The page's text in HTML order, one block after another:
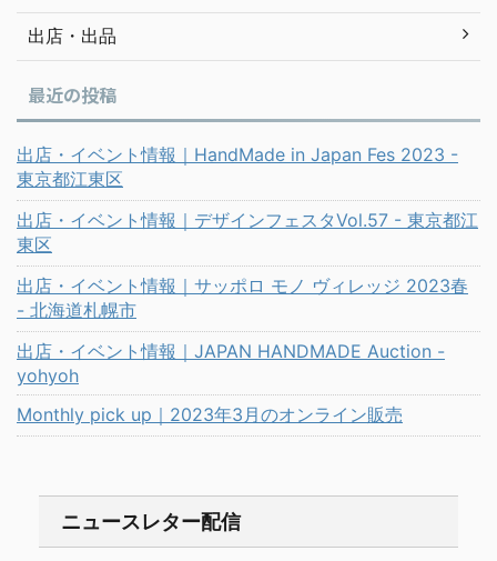
出店・出品
最近の投稿
出店・イベント情報｜HandMade in Japan Fes 2023 -
東京都江東区
出店・イベント情報｜デザインフェスタVol.57 - 東京都江
東区
出店・イベント情報｜サッポロ モノ ヴィレッジ 2023春
- 北海道札幌市
出店・イベント情報｜JAPAN HANDMADE Auction -
yohyoh
Monthly pick up｜2023年3月のオンライン販売
ニュースレター配信